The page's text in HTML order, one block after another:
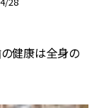
の健康は全身の